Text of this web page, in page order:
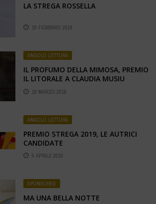
LA STREGA ROSSELLA
19 FEBBRAIO 2019
ANGOLO LETTURA
IL PROFUMO DELLA MIMOSA, PREMIO
IL LITORALE A CLAUDIA MUSIU
19 MARZO 2019
ANGOLO LETTURA
PREMIO STREGA 2019, LE AUTRICI
CANDIDATE
5 APRILE 2019
SPONSORED
MA UNA BELLA NOTTE